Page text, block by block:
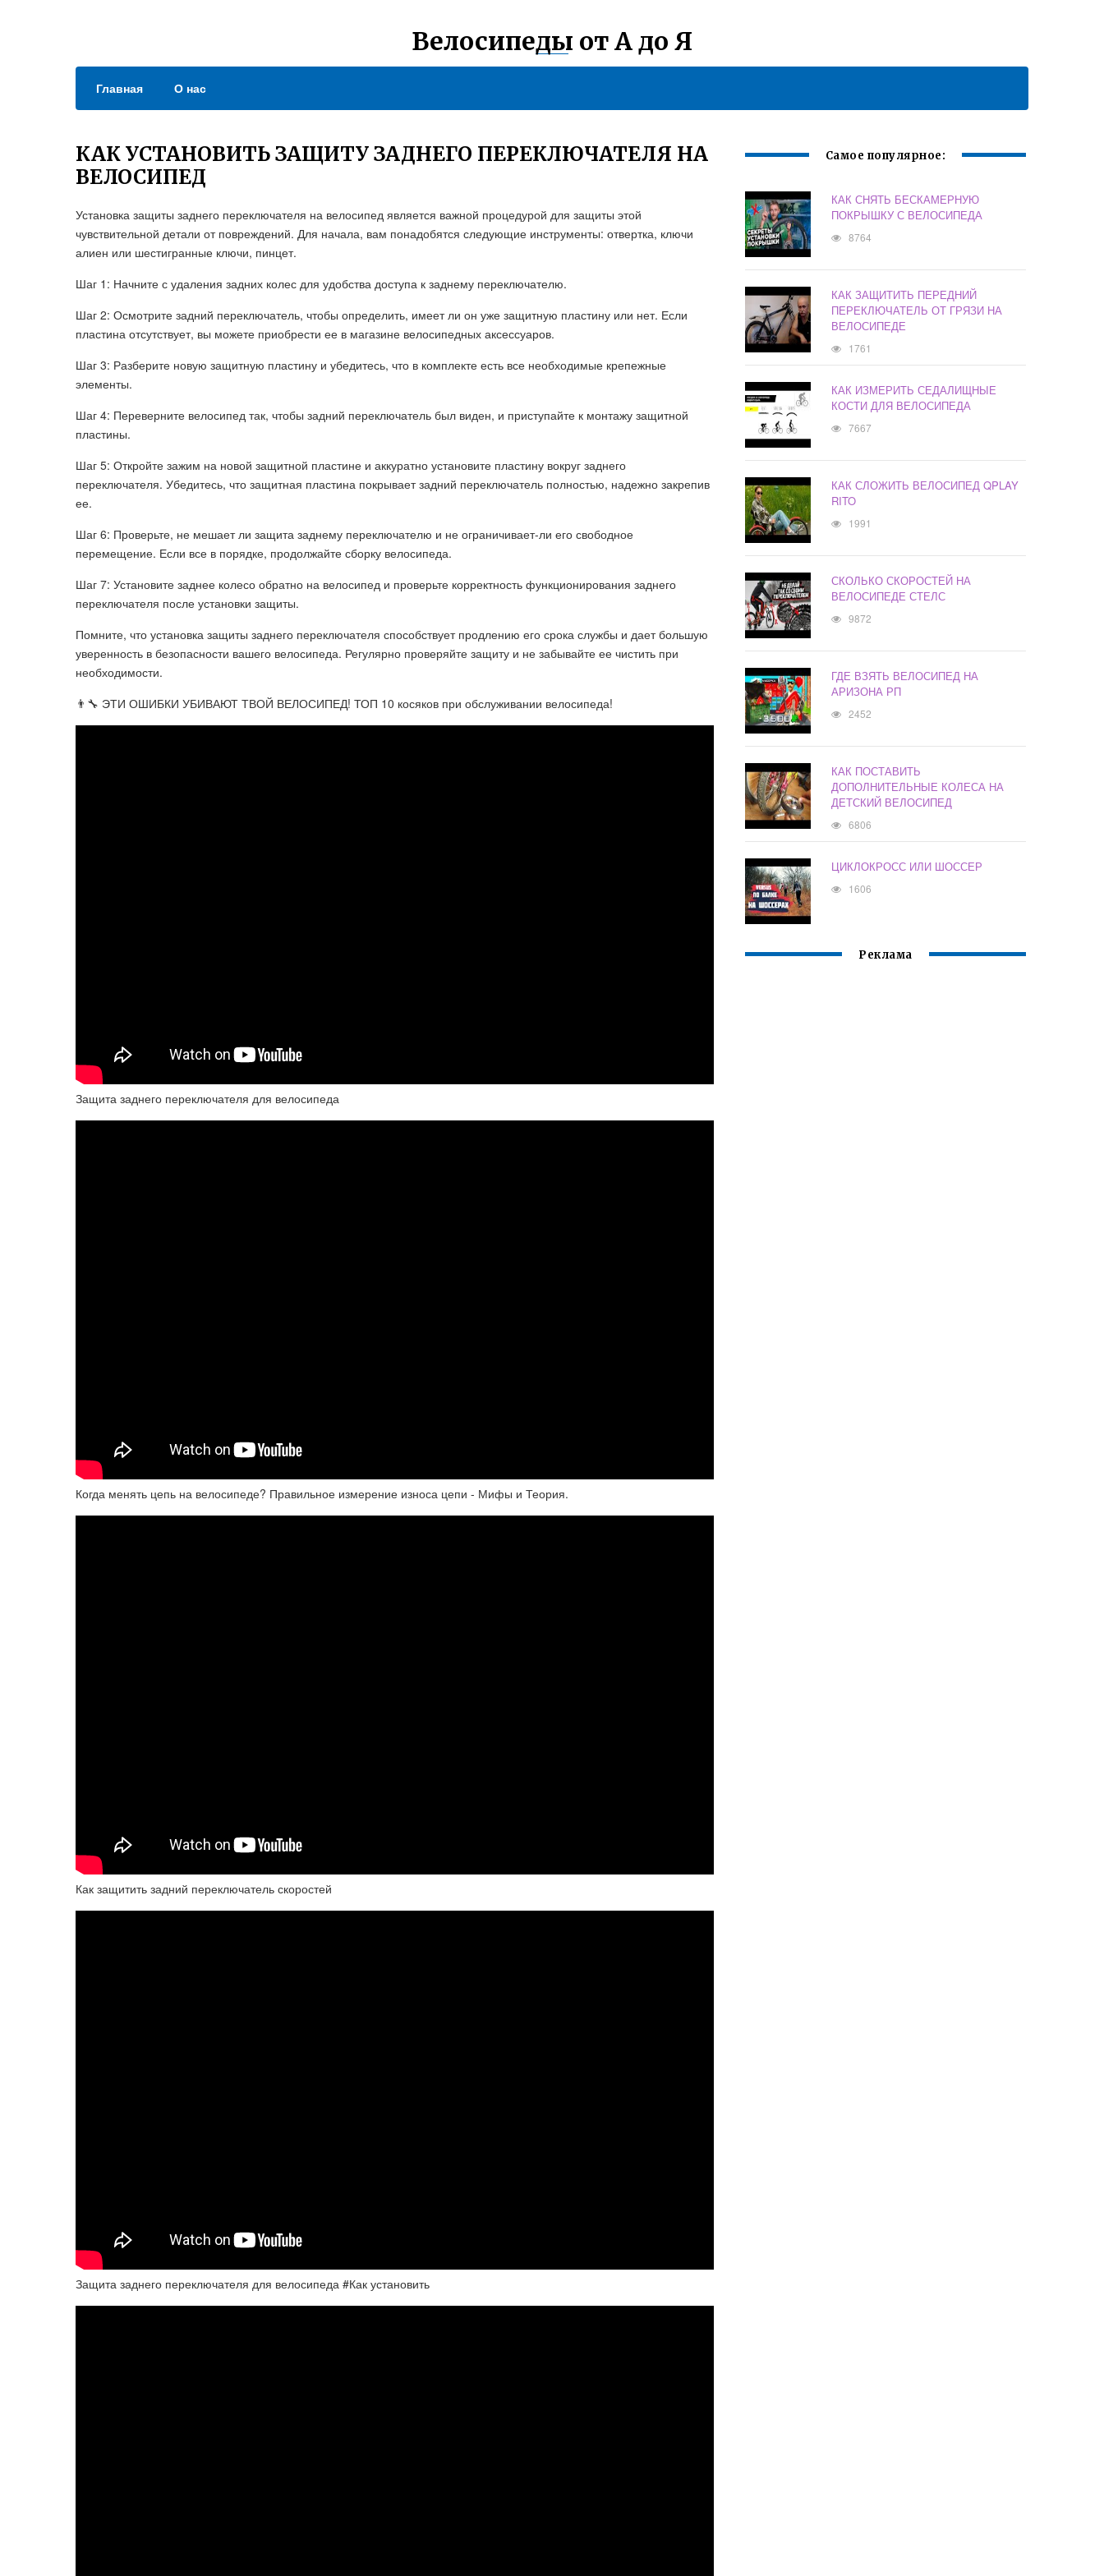
Велосипеды от А до Я
Главная О нас
КАК УСТАНОВИТЬ ЗАЩИТУ ЗАДНЕГО ПЕРЕКЛЮЧАТЕЛЯ НА
ВЕЛОСИПЕД
Установка защиты заднего переключателя на велосипед является важной процедурой для защиты этой
чувствительной детали от повреждений. Для начала, вам понадобятся следующие инструменты: отвертка, ключи
алиен или шестигранные ключи, пинцет.
Шаг 1: Начните с удаления задних колес для удобства доступа к заднему переключателю.
Шаг 2: Осмотрите задний переключатель, чтобы определить, имеет ли он уже защитную пластину или нет. Если
пластина отсутствует, вы можете приобрести ее в магазине велосипедных аксессуаров.
Шаг 3: Разберите новую защитную пластину и убедитесь, что в комплекте есть все необходимые крепежные
элементы.
Шаг 4: Переверните велосипед так, чтобы задний переключатель был виден, и приступайте к монтажу защитной
пластины.
Шаг 5: Откройте зажим на новой защитной пластине и аккуратно установите пластину вокруг заднего
переключателя. Убедитесь, что защитная пластина покрывает задний переключатель полностью, надежно закрепив
ее.
Шаг 6: Проверьте, не мешает ли защита заднему переключателю и не ограничивает-ли его свободное
перемещение. Если все в порядке, продолжайте сборку велосипеда.
Шаг 7: Установите заднее колесо обратно на велосипед и проверьте корректность функционирования заднего
переключателя после установки защиты.
Помните, что установка защиты заднего переключателя способствует продлению его срока службы и дает большую
уверенность в безопасности вашего велосипеда. Регулярно проверяйте защиту и не забывайте ее чистить при
необходимости.
👨‍🔧 ЭТИ ОШИБКИ УБИВАЮТ ТВОЙ ВЕЛОСИПЕД! ТОП 10 косяков при обслуживании велосипеда!
Защита заднего переключателя для велосипеда
Когда менять цепь на велосипеде? Правильное измерение износа цепи - Мифы и Теория.
Как защитить задний переключатель скоростей
Защита заднего переключателя для велосипеда #Как установить
Самое популярное:
КАК СНЯТЬ БЕСКАМЕРНУЮ
ПОКРЫШКУ С ВЕЛОСИПЕДА
8764
КАК ЗАЩИТИТЬ ПЕРЕДНИЙ
ПЕРЕКЛЮЧАТЕЛЬ ОТ ГРЯЗИ НА
ВЕЛОСИПЕДЕ
1761
КАК ИЗМЕРИТЬ СЕДАЛИЩНЫЕ
КОСТИ ДЛЯ ВЕЛОСИПЕДА
7667
КАК СЛОЖИТЬ ВЕЛОСИПЕД QPLAY
RITO
1991
СКОЛЬКО СКОРОСТЕЙ НА
ВЕЛОСИПЕДЕ СТЕЛС
9872
ГДЕ ВЗЯТЬ ВЕЛОСИПЕД НА
АРИЗОНА РП
2452
КАК ПОСТАВИТЬ
ДОПОЛНИТЕЛЬНЫЕ КОЛЕСА НА
ДЕТСКИЙ ВЕЛОСИПЕД
6806
ЦИКЛОКРОСС ИЛИ ШОССЕР
1606
Реклама